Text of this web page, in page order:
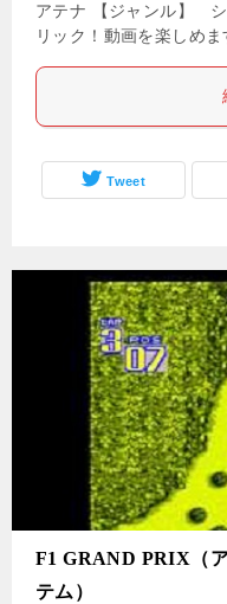
アテナ 【ジャンル】
リック！動画を楽しめ
Tweet
F1 GRAND PRIX（
テム）